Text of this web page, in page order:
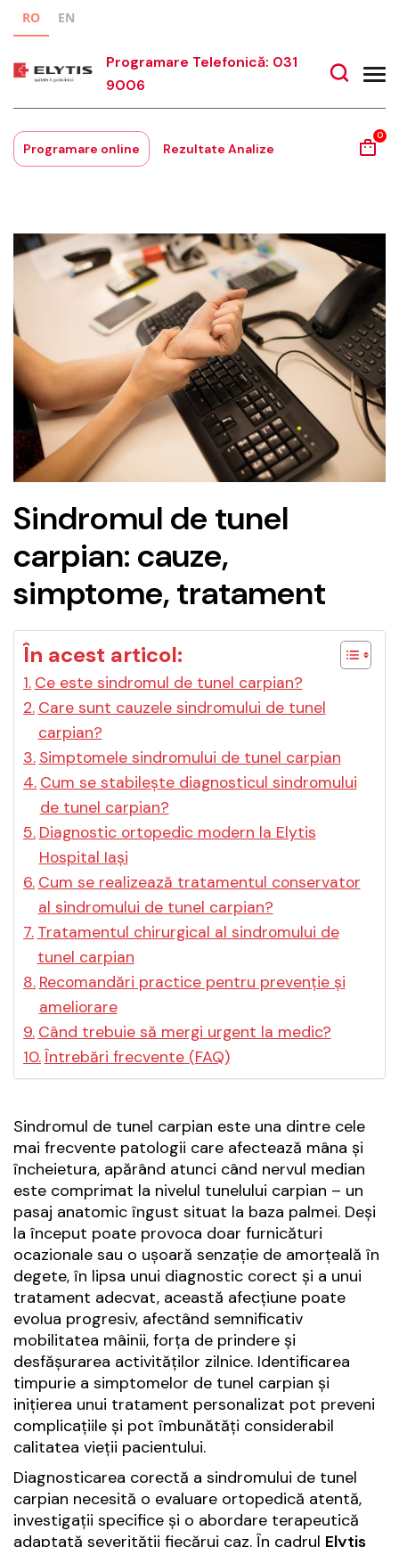
RO EN
Programare Telefonică: 031
9006
Programare online Rezultate Analize
0
Sindromul de tunel
carpian: cauze,
simptome, tratament
În acest articol:
Ce este sindromul de tunel carpian?
Care sunt cauzele sindromului de tunel
carpian?
Simptomele sindromului de tunel carpian
Cum se stabilește diagnosticul sindromului
de tunel carpian?
Diagnostic ortopedic modern la Elytis
Hospital Iași
Cum se realizează tratamentul conservator
al sindromului de tunel carpian?
Tratamentul chirurgical al sindromului de
tunel carpian
Recomandări practice pentru prevenție și
ameliorare
Când trebuie să mergi urgent la medic?
Întrebări frecvente (FAQ)
Sindromul de tunel carpian este una dintre cele
mai frecvente patologii care afectează mâna și
încheietura, apărând atunci când nervul median
este comprimat la nivelul tunelului carpian – un
pasaj anatomic îngust situat la baza palmei. Deși
la început poate provoca doar furnicături
ocazionale sau o ușoară senzație de amorțeală în
degete, în lipsa unui diagnostic corect și a unui
tratament adecvat, această afecțiune poate
evolua progresiv, afectând semnificativ
mobilitatea mâinii, forța de prindere și
desfășurarea activităților zilnice. Identificarea
timpurie a simptomelor de tunel carpian și
inițierea unui tratament personalizat pot preveni
complicațiile și pot îmbunătăți considerabil
calitatea vieții pacientului.
Diagnosticarea corectă a sindromului de tunel
carpian necesită o evaluare ortopedică atentă,
investigații specifice și o abordare terapeutică
adaptată severității fiecărui caz. În cadrul Elytis